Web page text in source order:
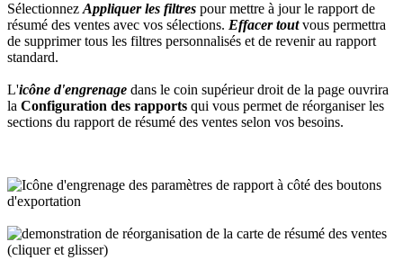
Sélectionnez Appliquer les filtres pour mettre à jour le rapport de
résumé des ventes avec vos sélections. Effacer toutvous permettra
de supprimer tous les filtres personnalisés et de revenir au rapport
standard.
L'icône d'engrenage dans le coin supérieur droit de la page ouvrira
la Configuration des rapports qui vous permet de réorganiser les
sections du rapport de résumé des ventes selon vos besoins.